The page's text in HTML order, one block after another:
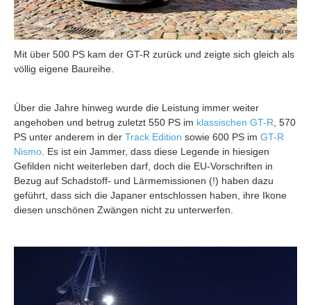
Mit über 500 PS kam der GT-R zurück und zeigte sich gleich als
völlig eigene Baureihe.
Über die Jahre hinweg wurde die Leistung immer weiter
angehoben und betrug zuletzt 550 PS im klassischen GT-R , 570
PS unter anderem in der Track Edition sowie 600 PS im GT-R
Nismo . Es ist ein Jammer, dass diese Legende in hiesigen
Gefilden nicht weiterleben darf, doch die EU-Vorschriften in
Bezug auf Schadstoff- und Lärmemissionen (!) haben dazu
geführt, dass sich die Japaner entschlossen haben, ihre Ikone
diesen unschönen Zwängen nicht zu unterwerfen.